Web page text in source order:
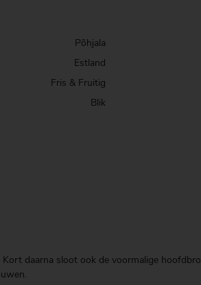
Põhjala
Estland
Fris & Fruitig
Blik
daarna sloot ook de voormalige